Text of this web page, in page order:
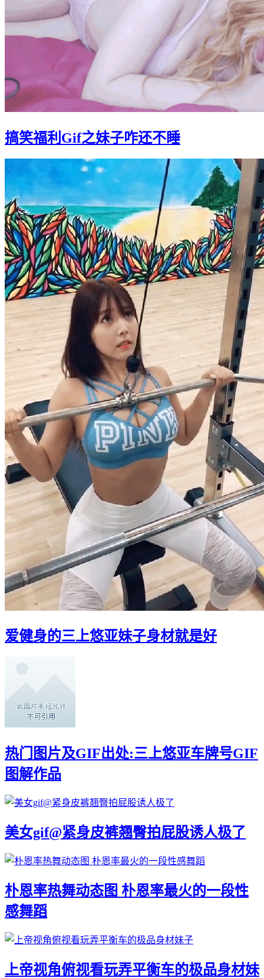
搞笑福利Gif之妹子咋还不睡
爱健身的三上悠亚妹子身材就是好
热门图片及GIF出处:三上悠亚车牌号GIF
图解作品
美女gif@紧身皮裤翘臀拍屁股诱人极了
朴恩率热舞动态图 朴恩率最火的一段性
感舞蹈
上帝视角俯视看玩弄平衡车的极品身材妹